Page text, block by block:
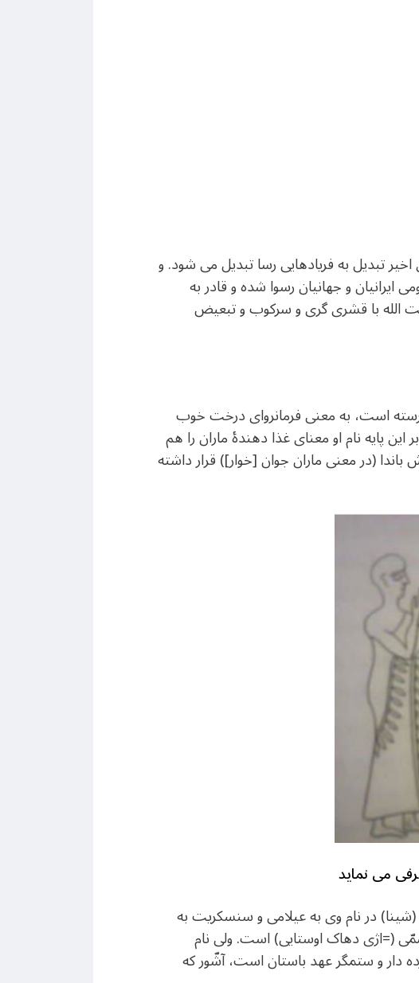
تبدیل به فریادهایی رسا تبدیل می شود. و
و جهانیان رسوا شده و قادر به
الله با قشری گری و سرکوب و تبعیض
رسته است، به معنی فرمانروای درخت خوب
پایه نام او معنای غذا دهندۀ ماران را هم
(در معنی ماران جوان [خوار]) قرار داشته
می نماید
در نام وی به عیلامی و سنسکریت به
(=اژی دهاک اوستایی) است. ولی نام
دار و ستمگر عهد باستان است، آشّور که